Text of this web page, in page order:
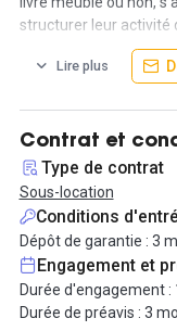
structurer leur activité
mobilier peut être
souhaitée.
Autour du bureau, les
complet : salles de
végétalisée, postes
pensées pour les
collaborative, ouverte
Le quartier Saint
et vie locale dense.
avec 2 stations de
Montreuil ligne 9), le
Lire plus
Contrat et
Type de contrat
Sous-location
Conditions
Dépôt de garantie : 3
Engagement et
Durée d'engagement :
Durée de préavis : 3